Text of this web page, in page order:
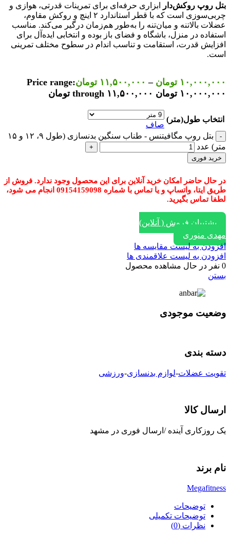
بتل روپ روکش‌دار
ابزاری حرفه‌ای برای تمرینات قدرتی، هوازی و
چربی‌سوزی است که با قطر استاندارد ۲ اینچ و روکش مقاوم،
عضلات بالاتنه و میان‌تنه را به‌طور هم‌زمان درگیر می‌کند. مناسب
استفاده در منزل، باشگاه و فضای باز بوده و انتخابی ایده‌آل برای
افزایش قدرت، استقامت و تناسب اندام در سطوح مختلف تمرینی
است.
۱۰,۰۰۰,۰۰۰ تومان – ۱۱,۵۰۰,۰۰۰ تومانPrice range:
۱۰,۰۰۰,۰۰۰ تومان through ۱۱,۵۰۰,۰۰۰ تومان
انتخاب طول(متر)
صاف
بتل روپ مگافیتنس - طناب سنگین بدنسازی (طول ۹، ۱۲ و ۱۵
متر) عدد
خرید فوری
در حال حاضر امکان خرید آنلاین برای این محصول وجود ندارد. فروش از
طریق ایتا، واتساپ و یا تماس با شماره 09154159098 انجام می شود،
لطفا تماس بگیرید.
پشتیبان فروش ( آنلاین)
مهدی منوری
افزودن به لیست مقایسه ها
افزودن به لیست علاقمندی ها
0 نفر در حال مشاهده محصول
بستن
وضعیت موجودی
دسته بندی
تقویت عضلات-لوازم بدنسازی-ورزشی
ارسال کالا
یک روزکاری آینده /ارسال فوری در مشهد
نام برند
Megafitness
توضیحات
توضیحات تکمیلی
نظرات (0)